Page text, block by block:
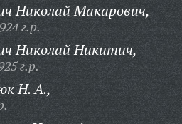
Николай Макарович,
г.р.
Николай Никитич,
г.р.
Н. А.,